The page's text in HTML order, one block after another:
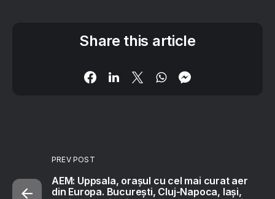
Share this article
PREV POST
AEM: Uppsala, orașul cu cel mai curat aer
din Europa. București, Cluj-Napoca, Iași,